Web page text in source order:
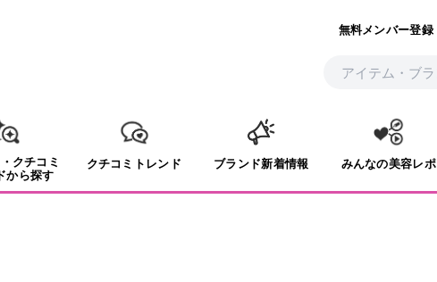
無料メンバー登録
クチコミ
から探す
クチコミトレンド ブランド新着情報 みんなの美容レポ